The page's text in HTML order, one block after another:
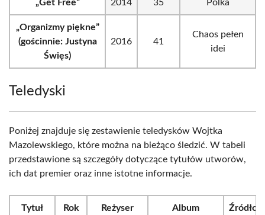
„Get Free” 2014 35 Polka
„Organizmy piękne”
(gościnnie: Justyna
Święs)
2016 41
Chaos pełen
idei
Teledyski
Poniżej znajduje się zestawienie teledysków Wojtka
Mazolewskiego, które można na bieżąco śledzić. W tabeli
przedstawione są szczegóły dotyczące tytułów utworów,
ich dat premier oraz inne istotne informacje.
Tytuł Rok Reżyser Album Źródło